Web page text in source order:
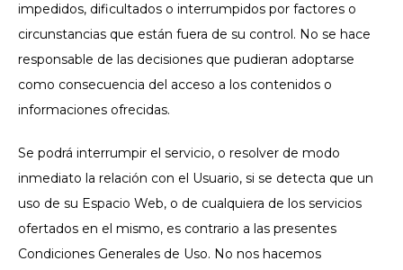
impedidos, dificultados o interrumpidos por factores o
circunstancias que están fuera de su control. No se hace
responsable de las decisiones que pudieran adoptarse
como consecuencia del acceso a los contenidos o
informaciones ofrecidas.
Se podrá interrumpir el servicio, o resolver de modo
inmediato la relación con el Usuario, si se detecta que un
uso de su Espacio Web, o de cualquiera de los servicios
ofertados en el mismo, es contrario a las presentes
Condiciones Generales de Uso. No nos hacemos